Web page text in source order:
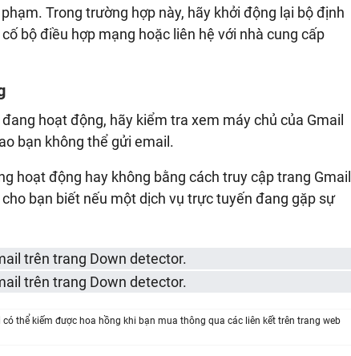
Trong trường hợp này, hãy khởi động lại bộ định
bộ điều hợp mạng hoặc liên hệ với nhà cung cấp
hoạt động, hãy kiểm tra xem máy chủ của Gmail
bạn không thể gửi email.
hoạt động hay không bằng cách truy cập trang Gmail
bạn biết nếu một dịch vụ trực tuyến đang gặp sự
thể kiếm được hoa hồng khi bạn mua thông qua các liên kết trên trang web